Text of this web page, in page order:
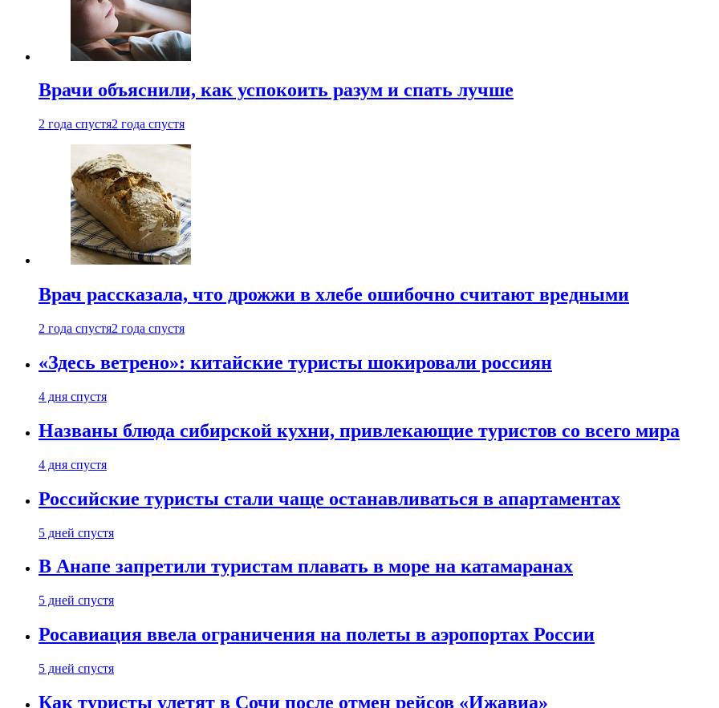
Врачи объяснили, как успокоить разум и спать лучше
2 года спустя2 года спустя
Врач рассказала, что дрожжи в хлебе ошибочно считают вредными
2 года спустя2 года спустя
«Здесь ветрено»: китайские туристы шокировали россиян
4 дня спустя
Названы блюда сибирской кухни, привлекающие туристов со всего мира
4 дня спустя
Российские туристы стали чаще останавливаться в апартаментах
5 дней спустя
В Анапе запретили туристам плавать в море на катамаранах
5 дней спустя
Росавиация ввела ограничения на полеты в аэропортах России
5 дней спустя
Как туристы улетят в Сочи после отмен рейсов «Ижавиа»